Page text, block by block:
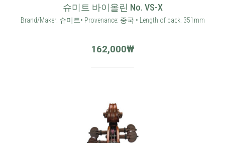
슈미트 바이올린 No. VS-X
Brand/Maker: 슈미트• Provenance: 중국 • Length of back: 351mm
162,000₩